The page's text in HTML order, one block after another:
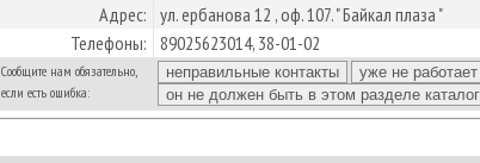
Адрес: ул. ербанова 12 , оф. 107. " Байкал плаза "
Телефоны: 89025623014, 38-01-02
Сообщите нам обязательно,
если есть ошибка: